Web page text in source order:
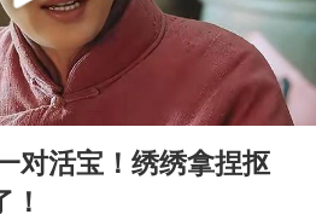
南重大刑事案嫌疑人落网
金创今年来最大单周涨幅
视频丨中国东方电气集团原党组副书记、董事宋致远被查
梁家辉：到内地拍戏不是北上是回归
豚将正面袭击贯穿浙江
02:58
对活宝！绣绣拿捏抠